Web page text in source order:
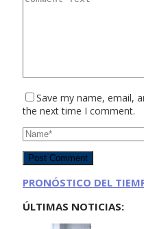
Save my name, email,
the next time I comment.
PRONÓSTICO DEL
ÚLTIMAS NOTICIAS: